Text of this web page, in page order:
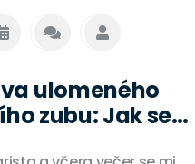
ulomeného
zubu: Jak se